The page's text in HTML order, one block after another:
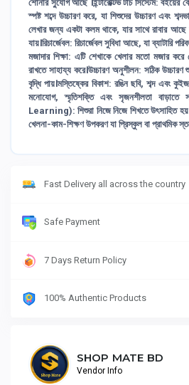
শোনার সু্যোগ আছে ।ইন্টারেক্টিভ টাচ সিস্টেম: বইয়ের
স্পষ্ট শব্দে উচ্চারণ করে, যা শিশুদের উচ্চারণ এবং
লেখার জন্য একটা কলম থাকে, যার সাথে রাবার
যায়।রিচার্জেবল: রিচার্জেবল সুবিধা আছে, যা ব্যাটারি
মজাদার শিক্ষা: এটি শেখাকে খেলার মতো মজার
রাখতে সাহায্য করে।উচ্চারণ অনুশীলন: সঠিক উচ্চারণ
বৃদ্ধি পায়।মস্তিষ্কের বিকাশ: রঙিন ছবি, শব্দ এবং
মনোযোগ, স্মৃতিশক্তি এবং সৃজনশীলতা বাড়াতে
Learning): শিশুরা নিজে নিজে শিখতে উৎসাহিত
খেলনা-কাম-শিক্ষণ উপকরণ যা প্রিস্কুল বা প্রাথমিক
Fast Delivery all across the country
Safe Payment
7 Days Return Policy
100% Authentic Products
SHOP MATE BD
Vendor Info